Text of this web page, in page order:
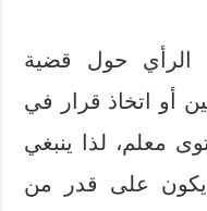
الرأي حول قضية
أو اتخاذ قرار في
معلم، لذا ينبغي
على قدر من